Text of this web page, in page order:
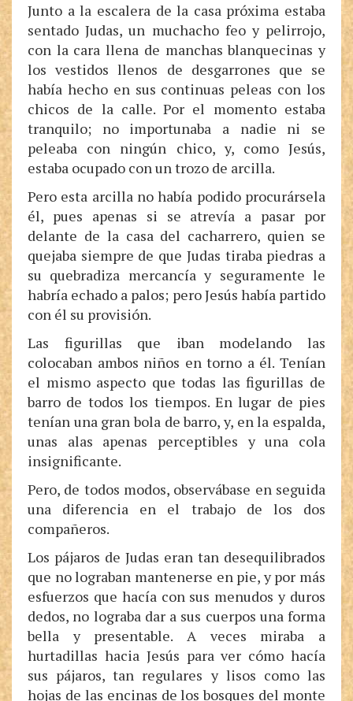
Junto a la escalera de la casa próxima estaba
sentado Judas, un muchacho feo y pelirrojo,
con la cara llena de manchas blanquecinas y
los vestidos llenos de desgarrones que se
había hecho en sus continuas peleas con los
chicos de la calle. Por el momento estaba
tranquilo; no importunaba a nadie ni se
peleaba con ningún chico, y, como Jesús,
estaba ocupado con un trozo de arcilla.
Pero esta arcilla no había podido procurársela
él, pues apenas si se atrevía a pasar por
delante de la casa del cacharrero, quien se
quejaba siempre de que Judas tiraba piedras a
su quebradiza mercancía y seguramente le
habría echado a palos; pero Jesús había partido
con él su provisión.
Las figurillas que iban modelando las
colocaban ambos niños en torno a él. Tenían
el mismo aspecto que todas las figurillas de
barro de todos los tiempos. En lugar de pies
tenían una gran bola de barro, y, en la espalda,
unas alas apenas perceptibles y una cola
insignificante.
Pero, de todos modos, observábase en seguida
una diferencia en el trabajo de los dos
compañeros.
Los pájaros de Judas eran tan desequilibrados
que no lograban mantenerse en pie, y por más
esfuerzos que hacía con sus menudos y duros
dedos, no lograba dar a sus cuerpos una forma
bella y presentable. A veces miraba a
hurtadillas hacia Jesús para ver cómo hacía
sus pájaros, tan regulares y lisos como las
hojas de las encinas de los bosques del monte